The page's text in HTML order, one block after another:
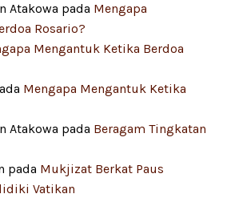
Atakowa pada Mengapa
Rosario?
Mengantuk Ketika Berdoa
Mengapa Mengantuk Ketika
Atakowa pada Beragam Tingkatan
pada Mukjizat Berkat Paus
Vatikan